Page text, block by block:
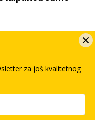
za još kvalitetnog